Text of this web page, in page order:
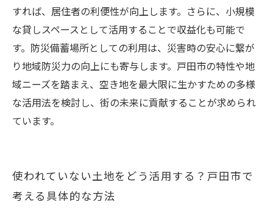
すれば、居住者の利便性が向上します。さらに、小規模
な貸しスペースとして活用することで収益化も可能で
す。防災備蓄場所としての利用は、災害時の安心に繋が
り地域防災力の向上にも寄与します。戸田市の特性や地
域ニーズを踏まえ、空き地を最大限に生かすための多様
な活用法を検討し、街の未来に貢献することが求められ
ています。
使われていない土地をどう活用する？戸田市で
考える具体的な方法